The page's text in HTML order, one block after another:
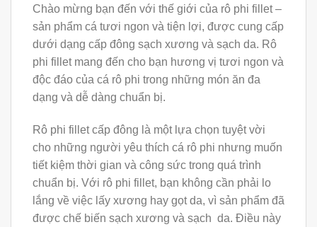
Chào mừng bạn đến với thế giới của rô phi fillet –
sản phẩm cá tươi ngon và tiện lợi, được cung cấp
dưới dạng cấp đông sạch xương và sạch da. Rô
phi fillet mang đến cho bạn hương vị tươi ngon và
độc đáo của cá rô phi trong những món ăn đa
dạng và dễ dàng chuẩn bị.
Rô phi fillet cấp đông là một lựa chọn tuyệt vời
cho những người yêu thích cá rô phi nhưng muốn
tiết kiệm thời gian và công sức trong quá trình
chuẩn bị. Với rô phi fillet, bạn không cần phải lo
lắng về việc lấy xương hay gọt da, vì sản phẩm đã
được chế biến sạch xương và sạch da. Điều này